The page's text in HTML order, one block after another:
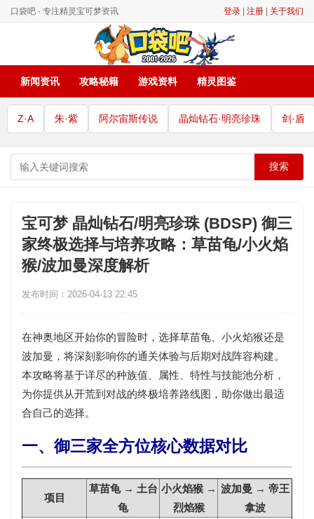
口袋吧 · 专注精灵宝可梦资讯 登录 注册 关于我们
新闻资讯 攻略秘籍 游戏资料 精灵图鉴
Z·A 朱·紫 阿尔宙斯传说 晶灿钻石·明亮珍珠 剑·盾
搜索
宝可梦 晶灿钻石/明亮珍珠 (BDSP) 御三
家终极选择与培养攻略：草苗龟/小火焰
猴/波加曼深度解析
发布时间：2026-04-13 22:45
在神奥地区开始你的冒险时，选择草苗龟、小火焰猴还是
波加曼，将深刻影响你的通关体验与后期对战阵容构建。
本攻略将基于详尽的种族值、属性、特性与技能池分析 ，
为你提供从开荒到对战的终极培养路线图，助你做出最适
合自己的选择。
一、御三家全方位核心数据对比
项目
草苗龟 → 土台
龟
小火焰猴 →
烈焰猴
波加曼 → 帝王
拿波